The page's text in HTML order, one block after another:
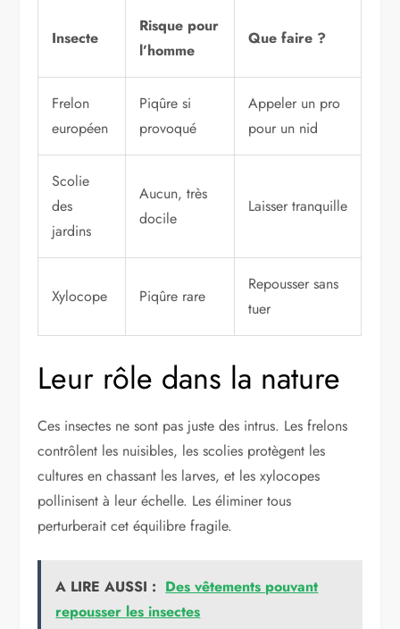
Insecte
Risque pour
l’homme
Que faire ?
Frelon
européen
Piqûre si
provoqué
Appeler un pro
pour un nid
Scolie
des
jardins
Aucun, très
docile
Laisser tranquille
Xylocope Piqûre rare
Repousser sans
tuer
Leur rôle dans la nature
Ces insectes ne sont pas juste des intrus. Les frelons
contrôlent les nuisibles, les scolies protègent les
cultures en chassant les larves, et les xylocopes
pollinisent à leur échelle. Les éliminer tous
perturberait cet équilibre fragile.
A LIRE AUSSI : Des vêtements pouvant
repousser les insectes